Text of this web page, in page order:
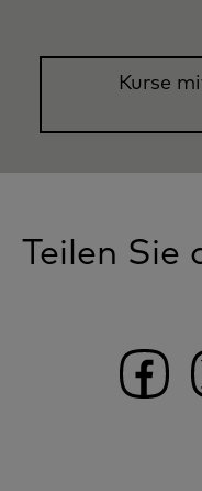
Kurse
Teilen Sie